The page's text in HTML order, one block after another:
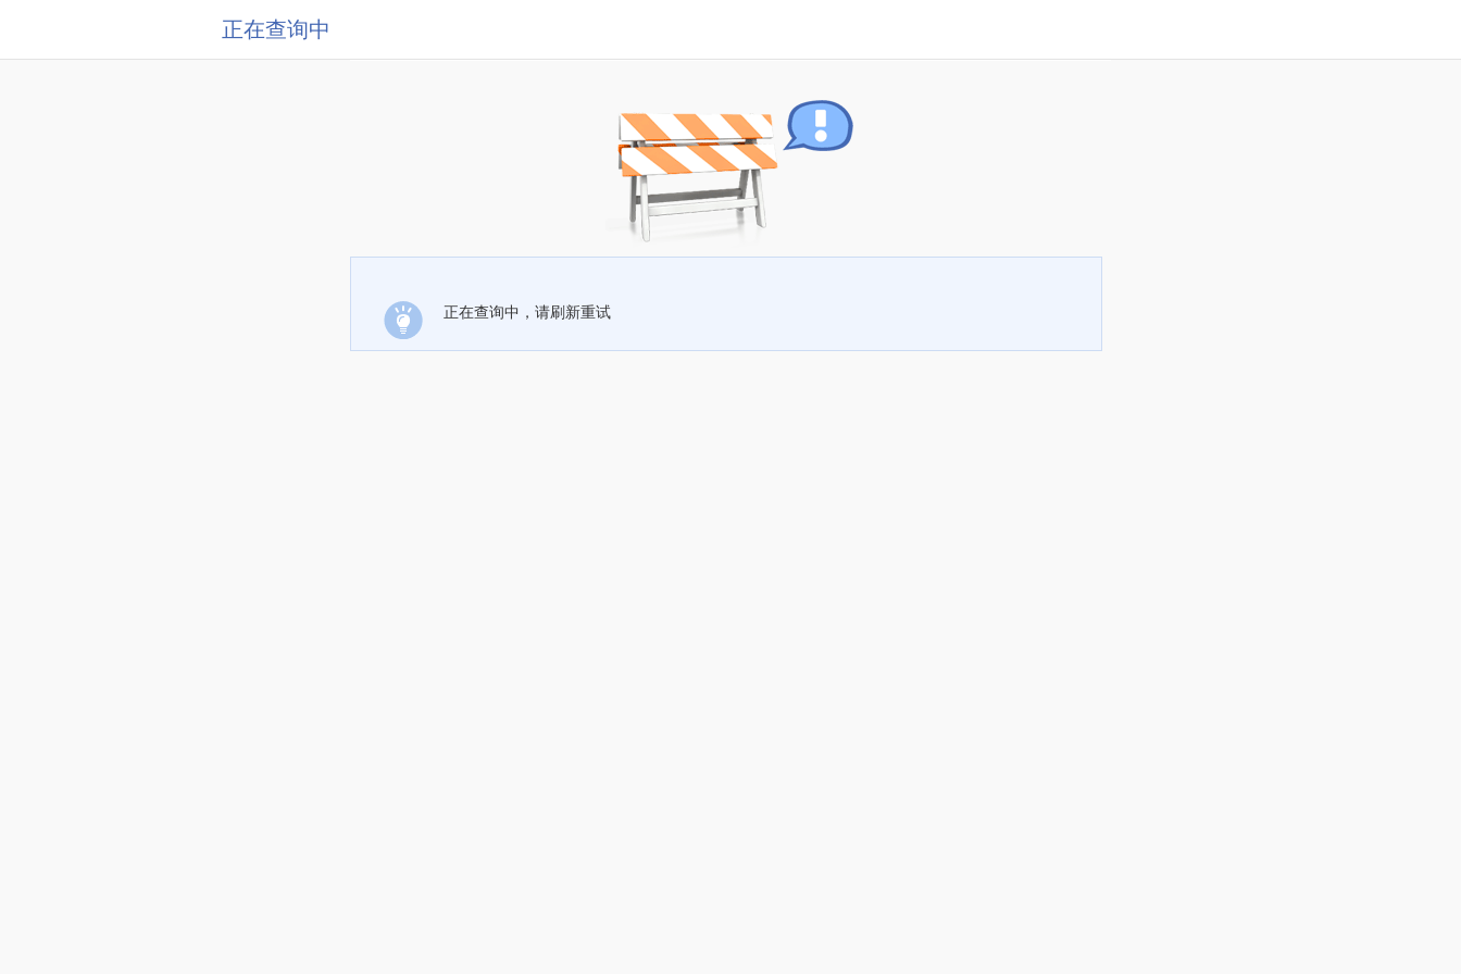
正在查询中
正在查询中，请刷新重试